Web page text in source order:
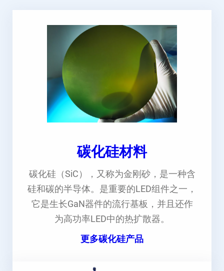
碳化硅材料
碳化硅（SiC），又称为金刚砂，是一种含
硅和碳的半导体。是重要的LED组件之一，
它是生长GaN器件的流行基板，并且还作
为高功率LED中的热扩散器。
更多碳化硅产品